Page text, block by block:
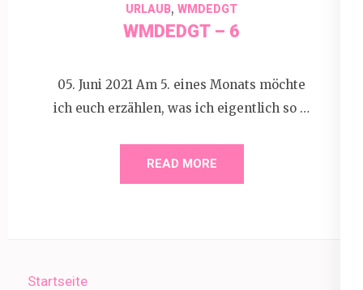
URLAUB, WMDEDGT
WMDEDGT – 6
05. Juni 2021 Am 5. eines Monats möchte
ich euch erzählen, was ich eigentlich so …
READ MORE
Startseite